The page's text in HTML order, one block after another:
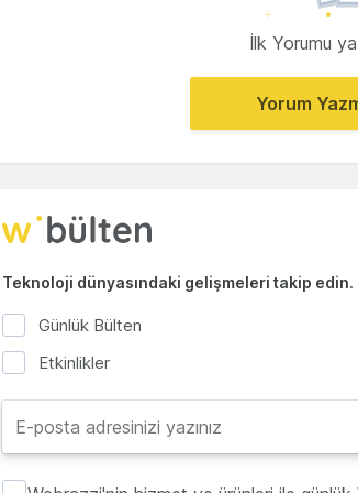
İlk Yorumu
Yorum
Teknoloji dünyasındaki gelişmeleri takip edin.
Günlük Bülten
Etkinlikler